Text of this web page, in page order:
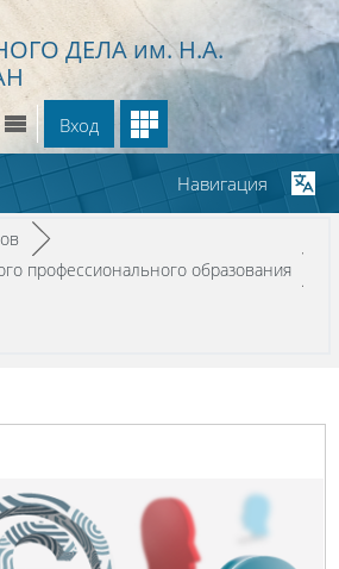
ДЕЛА им. Н.А.
Вход
/►
профессионального образования
Навигация